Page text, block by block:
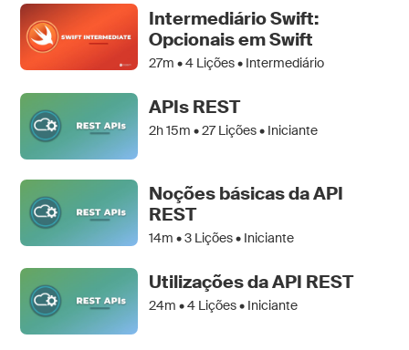
Intermediário Swift:
Opcionais em Swift
27m •4 Lições • Intermediário
APIs REST
2h 15m •27Lições • Iniciante
Noções básicas da API
REST
14m •3 Lições • Iniciante
Utilizações da API REST
24m •4 Lições • Iniciante